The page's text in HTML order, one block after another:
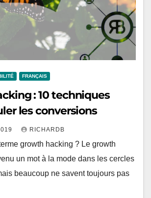
FRANÇAIS
: 10 techniques
les conversions
RICHARDB
growth hacking ? Le growth
un mot à la mode dans les cercles
beaucoup ne savent toujours pas